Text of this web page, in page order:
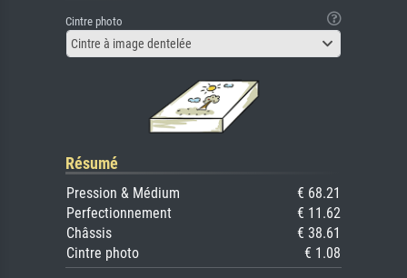
Cintre photo
Cintre à image dentelée
Résumé
Pression & Médium
€ 68.21
Perfectionnement
€ 11.62
Châssis
€ 38.61
Cintre photo
€ 1.08